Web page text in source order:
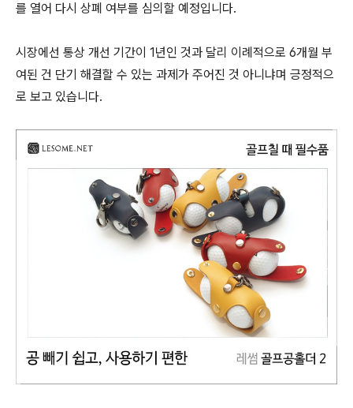
를 열어 다시 상폐 여부를 심의할 예정입니다.
시장에선 통상 개선 기간이 1년인 것과 달리 이례적으로 6개월 부
여된 건 단기 해결할 수 있는 과제가 주어진 것 아니냐며 긍정적으
로 보고 있습니다.